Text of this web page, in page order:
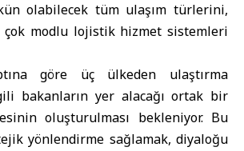
olabilecek tüm ulaşım türlerini,
çok modlu lojistik hizmet sistemleri
göre üç ülkeden ulaştırma
bakanların yer alacağı ortak bir
oluşturulması bekleniyor. Bu
yönlendirme sağlamak, diyaloğu